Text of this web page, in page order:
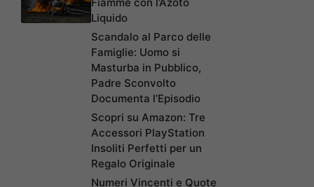
Liquido
Scandalo al Parco delle
Famiglie: Uomo si
Masturba in Pubblico,
Padre Sconvolto
Documenta l’Episodio
Scopri su Amazon: Tre
Accessori PlayStation
Insoliti Perfetti per un
Regalo Originale
Numeri Vincenti e Quote